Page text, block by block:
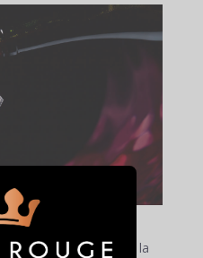
appellations qui font la